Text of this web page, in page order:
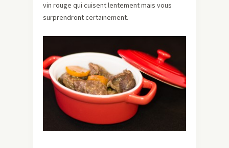
vin rouge qui cuisent lentement mais vous
surprendront certainement.